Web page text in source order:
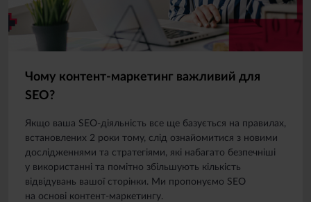
Чому контент-маркетинг важливий для
SEO?
Якщо ваша SEO-діяльність все ще базується на правилах,
встановлених 2 роки тому, слід ознайомитися з новими
дослідженнями та стратегіями, які набагато безпечніші
у використанні та помітно збільшують кількість
відвідувань вашої сторінки. Ми пропонуємо SEO
на основі контент-маркетингу.